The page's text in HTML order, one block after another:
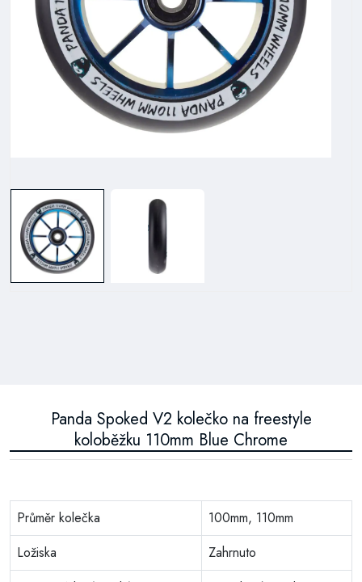
Panda Spoked V2 kolečko na freestyle
koloběžku 110mm Blue Chrome
Průměr kolečka
100mm, 110mm
Ložiska
Zahrnuto